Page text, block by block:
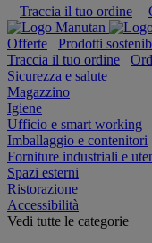
Traccia il tuo ordine
Offerte Prodotti
Traccia il tuo ordine
Sicurezza e salute
Magazzino
Igiene
Ufficio e smart working
Imballaggio e contenitori
Forniture industriali e
Spazi esterni
Ristorazione
Accessibilità
Vedi tutte le categorie